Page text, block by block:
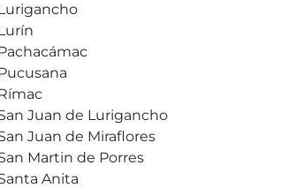
Juan de Lurigancho
Juan de Miraflores
Martin de Porres
Anita